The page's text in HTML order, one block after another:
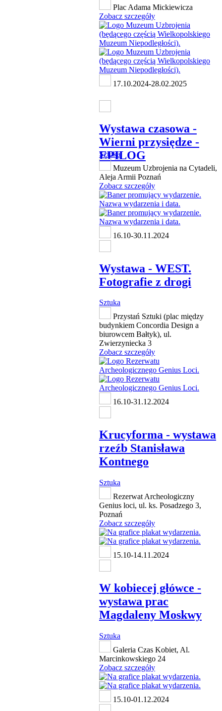
Plac Adama Mickiewicza
Zobacz szczegóły
17.10.2024-28.02.2025
Wystawa czasowa -
Wierni przysiędze -
EPILOG
Sztuka
Muzeum Uzbrojenia na Cytadeli,
Aleja Armii Poznań
Zobacz szczegóły
16.10-30.11.2024
Wystawa - WEST.
Fotografie z drogi
Sztuka
Przystań Sztuki (plac między
budynkiem Concordia Design a
biurowcem Bałtyk), ul.
Zwierzyniecka 3
Zobacz szczegóły
16.10-31.12.2024
Krucyforma - wystawa
rzeźb Stanisława
Kontnego
Sztuka
Rezerwat Archeologiczny
Genius loci, ul. ks. Posadzego 3,
Poznań
Zobacz szczegóły
15.10-14.11.2024
W kobiecej główce -
wystawa prac
Magdaleny Moskwy
Sztuka
Galeria Czas Kobiet, Al.
Marcinkowskiego 24
Zobacz szczegóły
15.10-01.12.2024